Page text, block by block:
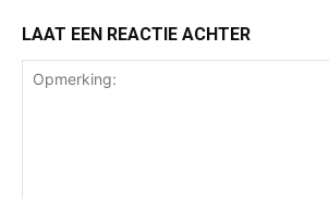
LAAT EEN REACTIE ACHTER